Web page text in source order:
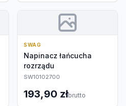
SWAG
Napinacz łańcucha
rozrządu
SW10102700
193,90 złbrutto